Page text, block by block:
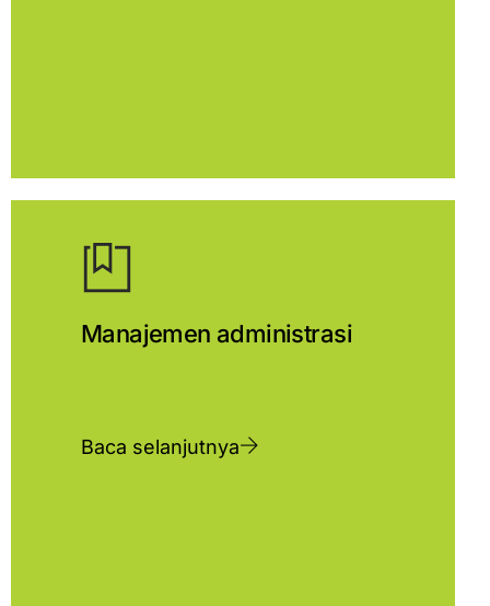
Manajemen administrasi
Baca selanjutnya